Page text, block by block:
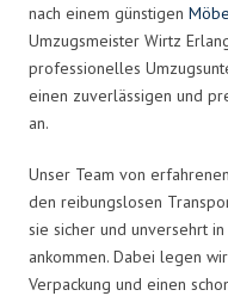
nach einem günstigen
Umzugsmeister Wirtz
professionelles
einen zuverlässigen und
an.
Unser Team von
den reibungslosen
sie sicher und unversehrt
ankommen. Dabei legen
Verpackung und einen